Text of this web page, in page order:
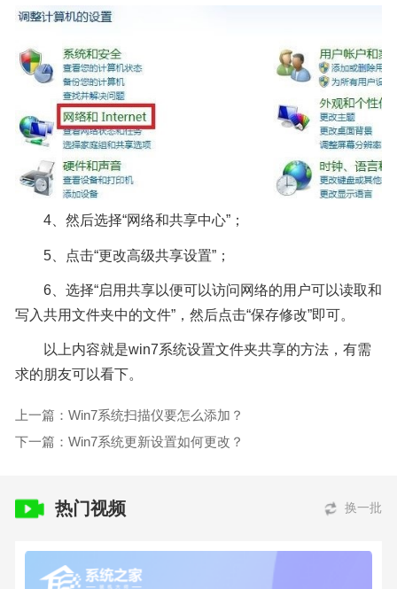
4、然后选择“网络和共享中心”；
5、点击“更改高级共享设置”；
6、选择“启用共享以便可以访问网络的用户可以读取和
写入共用文件夹中的文件”，然后点击“保存修改”即可。
以上内容就是win7系统设置文件夹共享的方法，有需
求的朋友可以看下。
上一篇：Win7系统扫描仪要怎么添加？
下一篇：Win7系统更新设置如何更改？
热门视频 换一批